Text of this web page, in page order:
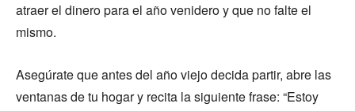
atraer el dinero para el año venidero y que no falte el
mismo.
Asegúrate que antes del año viejo decida partir, abre las
ventanas de tu hogar y recita la siguiente frase: “Estoy